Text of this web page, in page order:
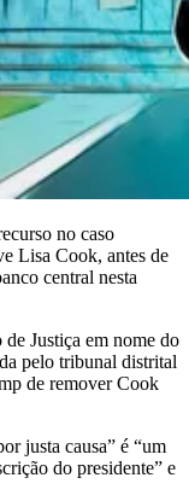
no caso
Lisa Cook, antes de
central nesta
Justiça em nome do
pelo tribunal distrital
de remover Cook
justa causa” é “um
do presidente” e